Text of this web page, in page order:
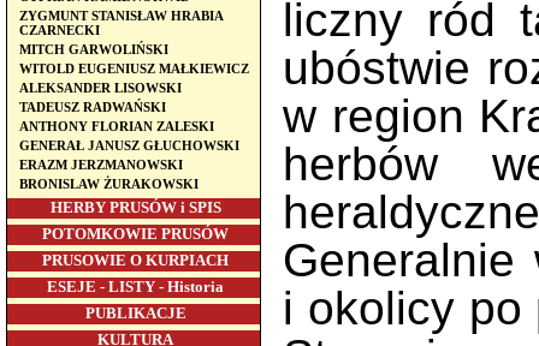
ZYGMUNT STANISŁAW HRABIA
CZARNECKI
MITCH GARWOLIŃSKI
WITOLD EUGENIUSZ MAŁKIEWICZ
ALEKSANDER LISOWSKI
TADEUSZ RADWAŃSKI
ANTHONY FLORIAN ZALESKI
GENERAŁ JANUSZ GŁUCHOWSKI
ERAZM JERZMANOWSKI
BRONISLAW ŻURAKOWSKI
HERBY PRUSÓW i SPIS
POTOMKOWIE PRUSÓW
PRUSOWIE O KURPIACH
ESEJE - LISTY - Historia
PUBLIKACJE
KULTURA
liczny ród
ubóstwie
w region
herbów
Generalnie
i okolicy po